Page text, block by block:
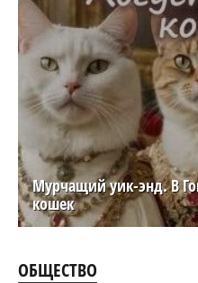
Мурчащий уик-энд. В
кошек
ОБЩЕСТВО